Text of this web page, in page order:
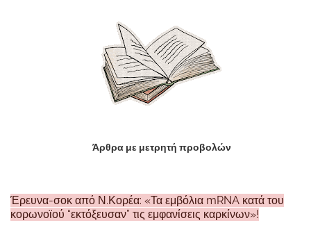
Άρθρα με μετρητή προβολών
Έρευνα-σοκ από Ν.Κορέα: «Τα εμβόλια mRNA κατά του
κορωνοϊού “εκτόξευσαν” τις εμφανίσεις καρκίνων»!